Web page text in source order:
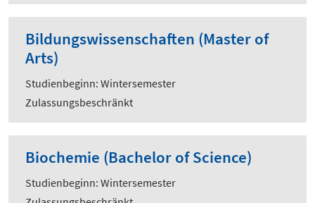
Bildungswissenschaften (Master of
Arts)
Studienbeginn: Wintersemester
Zulassungsbeschränkt
Biochemie (Bachelor of Science)
Studienbeginn: Wintersemester